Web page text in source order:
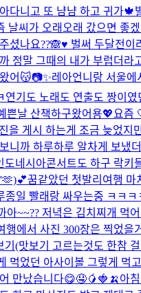
다니고 또 냠냠 하고 귀가🍁
날씨가 오래오래 갔으면 좋
셨나요??🙈♥️ 벌써 두달전이
정말 그때의 내가 부럽더라
어😽📷✨레아언니랑 서울에
연기도 노래도 연출도 짱이
쁜날 산책하구왔어용💖 요즘
을 게시 하는게 조금 늦었지
니까 하루하루 알차게 보냈
네시아콘서트도 하구 락키
꿈같았던 첫발리여행 마
종일 빨래랑 싸우는중 ㅋㅋ
아~~?? 저녁은 김치찌개 먹
행에서 사진 300장은 찍었을
(맛보기 고르는것도 한참
먹었던 아사이볼 그렇게 먹
만났습니다😋🤤🥭🍓🍌 아